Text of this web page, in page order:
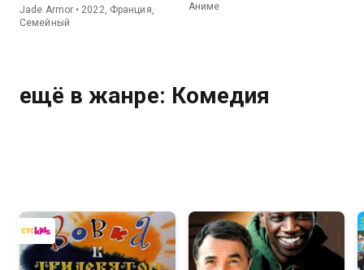
Jade Armor • 2022, Франция,
Семейный
Аниме
ещё в жанре: Комедия